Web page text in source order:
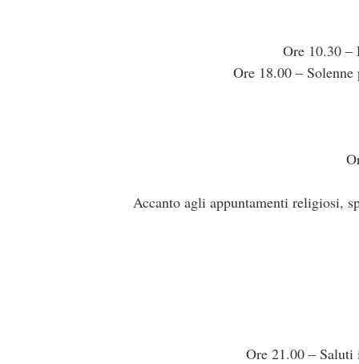
Ore 10.30 –
Ore 18.00 – Solenne
Accanto agli appuntamenti religiosi,
Ore 21.00 – Saluti